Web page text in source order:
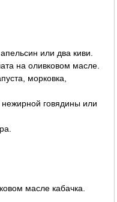
или два киви.
на оливковом масле.
морковка,
говядины или
масле кабачка.